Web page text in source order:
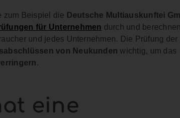
zum Beispiel die Deutsche Multiauskunftei
für Unternehmen durch und
und jedes Unternehmen. Die Prüfung der
von Neukunden wichtig, um das
.
eine